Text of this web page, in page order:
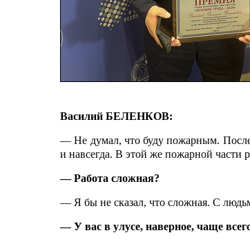
Василий БЕЛЕНКОВ:
— Не думал, что буду пожарным.
и навсегда. В этой же пожарной части
— Работа сложная?
— Я бы не сказал, что сложная. С
— У вас в улусе, наверное, чаще